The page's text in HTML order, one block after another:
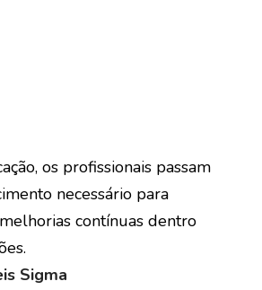
os profissionais passam
necessário para
contínuas dentro
Sigma